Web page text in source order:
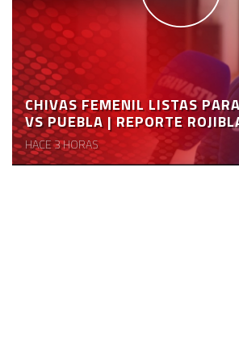
CHIVAS FEMENIL LISTAS
VS PUEBLA | REPORTE
HACE 3 HORAS